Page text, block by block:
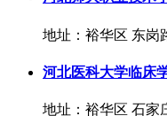
地址：裕华区 东岗
河北医科大学临床
地址：裕华区 石家